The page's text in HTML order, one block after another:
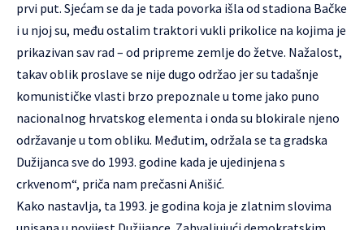
prvi put. Sjećam se da je tada povorka išla od stadiona Bačke
i u njoj su, među ostalim traktori vukli prikolice na kojima je
prikazivan sav rad – od pripreme zemlje do žetve. Nažalost,
takav oblik proslave se nije dugo održao jer su tadašnje
komunističke vlasti brzo prepoznale u tome jako puno
nacionalnog hrvatskog elementa i onda su blokirale njeno
održavanje u tom obliku. Međutim, održala se ta gradska
Dužijanca sve do 1993. godine kada je ujedinjena s
crkvenom“, priča nam prečasni Anišić.
Kako nastavlja, ta 1993. je godina koja je zlatnim slovima